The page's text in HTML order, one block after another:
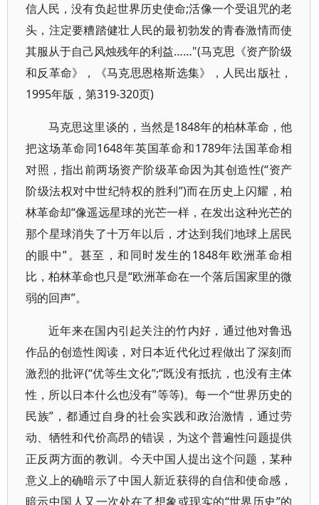
信人民，没有负起世界历史使命;活像一个受诅咒的老
头，注定要糟踏健壮人民的最初勃发的青春激情而使
其服从于自己风烛残年的利益……"(马克思《资产阶级
和反革命》，《马克思恩格斯选集》，人民出版社，
1995年版，第319-320页)
马克思这里谈的，当然是1848年的柏林革命，他
把这场革命同1648年英国革命和1789年法国革命相
对照，指出前两场资产阶级革命因为其创造性(“资产
阶级法权对中世纪特权的胜利”)而在历史上闪耀，柏
林革命却“像遥远星球的光芒一样，在发出这种光芒的
那个星球消失了十万年以后，才达到我们地球上居民
的眼中”。甚至，和同时发生的1848年欧洲革命相
比，柏林革命也只是“欧洲革命在一个落后国家里的微
弱的回声”。
近年来在国内引起关注的竹内好，通过他对鲁迅
作品的创造性阅读，对日本近代化过程做出了深刻而
激烈的批评(“优等生文化”;“既没有抵抗，也没有主体
性，所以日本什么也没有”等等)。每一个“世界历史的
民族”，都通过自身的社会实践和政治激情，通过劳
动、牺牲和代价高昂的错误，为这个普遍性问题提供
正反两方面的教训。今天中国人提出这个问题，某种
意义上的确暗示了中国人新近获得的自信和使命感，
暗示中国人又一次处在了想象或现实的“世界历史”的